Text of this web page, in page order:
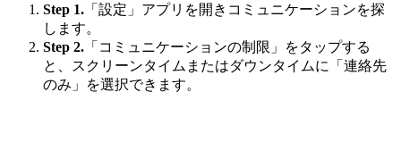
Step 1. 「設定」アプリを開きコミュニケーションを探
します。
Step 2. 「コミュニケーションの制限」をタップする
と、スクリーンタイムまたはダウンタイムに「連絡先
のみ」を選択できます。